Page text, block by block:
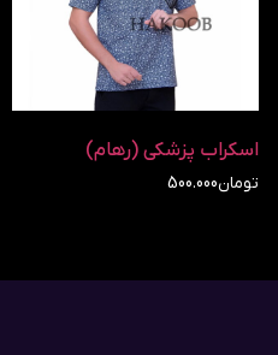
اسکراب پزشکی (رهام)
تومان500.000